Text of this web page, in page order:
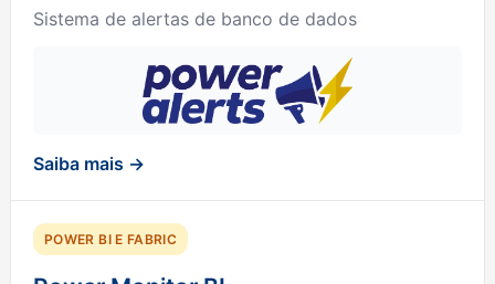
Sistema de alertas de banco de dados
Saiba mais →
POWER BI E FABRIC